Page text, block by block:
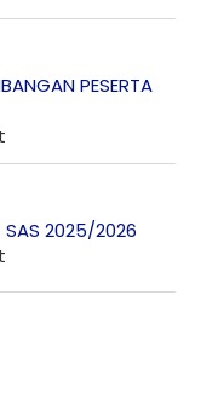
PESERTA
SAS 2025/2026